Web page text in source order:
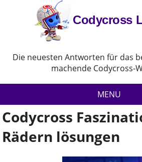
Codycross
Die neuesten Antworten für das
machende Codycross-
MENU
Codycross
Datenschutz-
Codycross
Rädern lösungen